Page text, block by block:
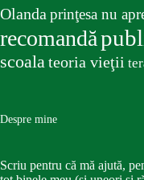
Olandaprinţesa nu
recomandă
scoalateoria vieţii
Despre mine
Scriu pentru că mă ajută,